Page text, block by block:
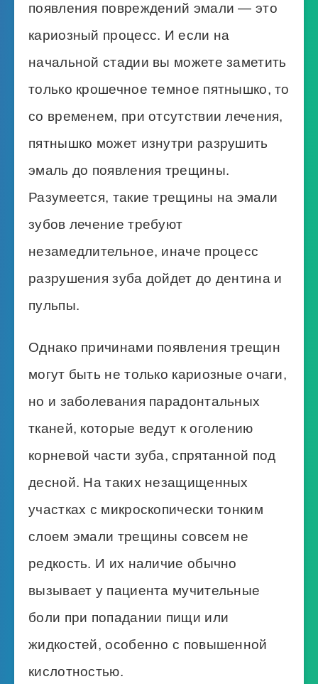
появления повреждений эмали — это
кариозный процесс. И если на
начальной стадии вы можете заметить
только крошечное темное пятнышко, то
со временем, при отсутствии лечения,
пятнышко может изнутри разрушить
эмаль до появления трещины.
Разумеется, такие трещины на эмали
зубов лечение требуют
незамедлительное, иначе процесс
разрушения зуба дойдет до дентина и
пульпы.
Однако причинами появления трещин
могут быть не только кариозные очаги,
но и заболевания парадонтальных
тканей, которые ведут к оголению
корневой части зуба, спрятанной под
десной. На таких незащищенных
участках с микроскопически тонким
слоем эмали трещины совсем не
редкость. И их наличие обычно
вызывает у пациента мучительные
боли при попадании пищи или
жидкостей, особенно с повышенной
кислотностью.